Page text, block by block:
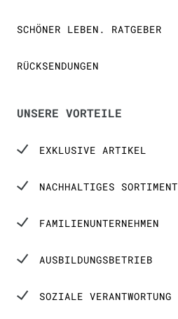
SCHÖNER LEBEN. RATGEBER
RÜCKSENDUNGEN
UNSERE VORTEILE
EXKLUSIVE ARTIKEL
NACHHALTIGES SORTIMENT
FAMILIENUNTERNEHMEN
AUSBILDUNGSBETRIEB
SOZIALE VERANTWORTUNG